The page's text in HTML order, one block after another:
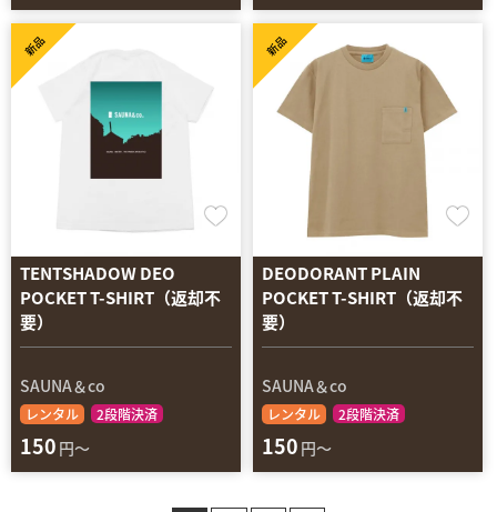
TENTSHADOW DEO
POCKET T-SHIRT（返却不
要）
SAUNA＆co
レンタル 2段階決済
新品
150 円～
DEODORANT PLAIN
POCKET T-SHIRT（返却不
要）
SAUNA＆co
レンタル 2段階決済
新品
150 円～